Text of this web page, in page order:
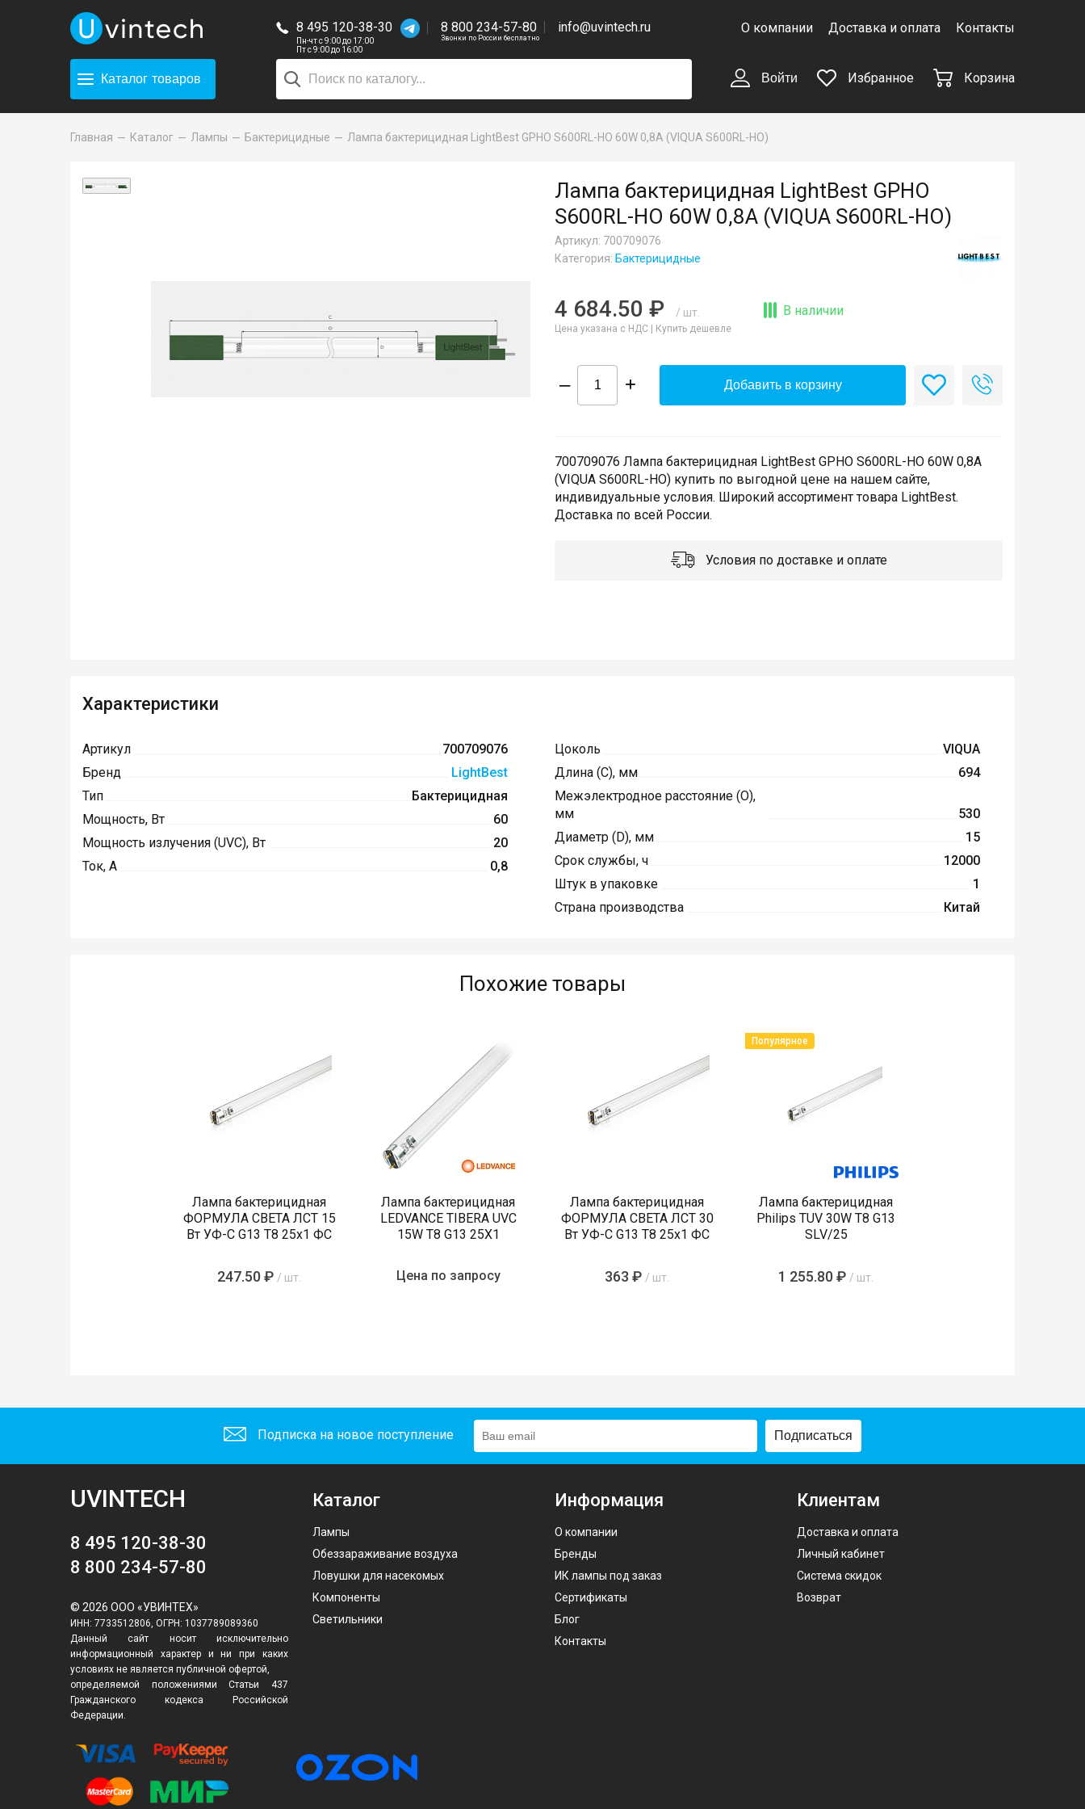
8 495 120-38-30
Пн-чт с 9:00 до 17:00
Пт с 9:00 до 16:00
8 800 234-57-80
Звонки по России бесплатно
info@uvintech.ru О компании Доставка и оплата Контакты
Каталог товаров Войти Избранное Корзина
Главная Каталог Лампы Бактерицидные Лампа бактерицидная LightBest GPHO S600RL-HO 60W 0,8A (VIQUA S600RL-HO)
Лампа бактерицидная LightBest GPHO
S600RL-HO 60W 0,8A (VIQUA S600RL-HO)
Артикул: 700709076
Категория: Бактерицидные
4 684.50 ₽ / шт.
Цена указана с НДС | Купить дешевле
В наличии
– + Добавить в корзину
700709076 Лампа бактерицидная LightBest GPHO S600RL-HO 60W 0,8A
(VIQUA S600RL-HO) купить по выгодной цене на нашем сайте,
индивидуальные условия. Широкий ассортимент товара LightBest.
Доставка по всей России.
Условия по доставке и оплате
Характеристики
Артикул
700709076
Бренд
LightBest
Тип
Бактерицидная
Мощность, Вт
60
Мощность излучения (UVC), Вт
20
Ток, А
0,8
Цоколь
VIQUA
Длина (C), мм
694
Межэлектродное расстояние (O),
мм
530
Диаметр (D), мм
15
Срок службы, ч
12000
Штук в упаковке
1
Страна производства
Китай
Похожие товары
Лампа бактерицидная
ФОРМУЛА СВЕТА ЛСТ 15
Вт УФ-С G13 T8 25х1 ФС
247.50 ₽ / шт.
Лампа бактерицидная
LEDVANCE TIBERA UVC
15W T8 G13 25X1
Цена по запросу
Лампа бактерицидная
ФОРМУЛА СВЕТА ЛСТ 30
Вт УФ-С G13 T8 25х1 ФС
363 ₽ / шт.
Популярное
Лампа бактерицидная
Philips TUV 30W T8 G13
SLV/25
1 255.80 ₽ / шт.
Подписка на новое поступление Подписаться
UVINTECH
8 495 120-38-30
8 800 234-57-80
© 2026 ООО «УВИНТЕХ»
ИНН: 7733512806, ОГРН: 1037789089360
Данный сайт носит исключительно
информационный характер и ни при каких
условиях не является публичной офертой,
определяемой положениями Статьи 437
Гражданского кодекса Российской
Федерации.
Каталог
Лампы
Обеззараживание воздуха
Ловушки для насекомых
Компоненты
Светильники
Информация
О компании
Бренды
ИК лампы под заказ
Сертификаты
Блог
Контакты
Клиентам
Доставка и оплата
Личный кабинет
Система скидок
Возврат